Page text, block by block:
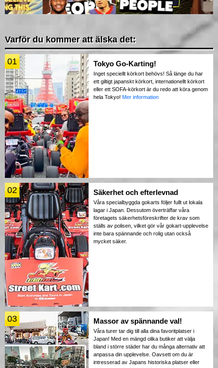
Varför du kommer att älska det:
01 Tokyo Go-Karting!
Inget speciellt körkort behövs! Så länge du har
ett giltigt japanskt körkort, internationellt körkort
eller ett SOFA-körkort är du redo att köra genom
hela Tokyo! Mer information
02 Säkerhet och efterlevnad
Våra specialbyggda gokarts följer fullt ut lokala
lagar i Japan. Dessutom överträffar våra
företagets säkerhetsföreskrifter de krav som
ställs av polisen, vilket gör vår gokart-upplevelse
inte bara spännande och rolig utan också
mycket säker.
03 Massor av spännande val!
Våra turer tar dig till alla dina favoritplatser i
Japan! Med en mängd olika butiker att välja
bland i större städer har du många alternativ att
anpassa din upplevelse. Oavsett om du är
intresserad av Japans historiska platser eller